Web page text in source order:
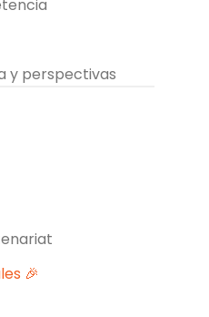
y perspectivas
🎉